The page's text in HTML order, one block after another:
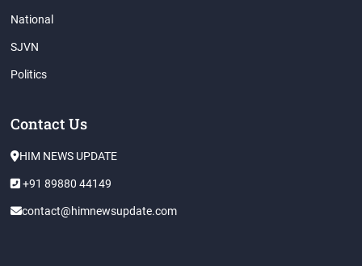
National
SJVN
Politics
Contact Us
HIM NEWS UPDATE
+91 89880 44149
contact@himnewsupdate.com